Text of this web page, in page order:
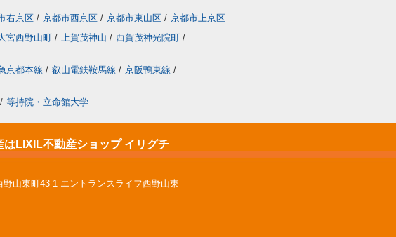
右京区 / 京都市西京区 / 京都市東山区 / 京都市上京区
宮西野山町 / 上賀茂神山 / 西賀茂神光院町 /
京都本線 / 叡山電鉄鞍馬線 / 京阪鴨東線 /
/ 等持院・立命館大学
はLIXIL不動産ショップ イリグチ
山東町43-1 エントランスライフ西野山東